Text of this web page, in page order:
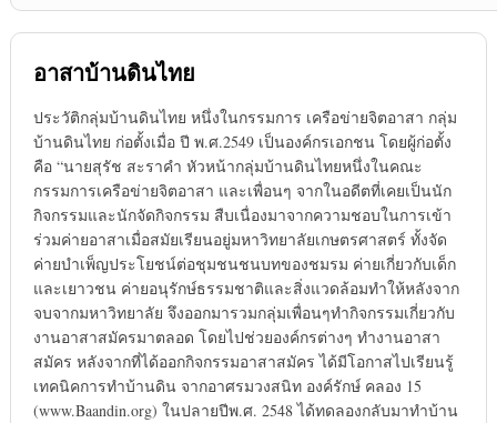
อาสาบ้านดินไทย
ประวัติกลุ่มบ้านดินไทย หนึ่งในกรรมการ เครือข่ายจิตอาสา กลุ่ม
บ้านดินไทย ก่อตั้งเมื่อ ปี พ.ศ.2549 เป็นองค์กรเอกชน โดยผู้ก่อตั้ง
คือ “นายสุรัช สะราคำ หัวหน้ากลุ่มบ้านดินไทยหนึ่งในคณะ
กรรมการเครือข่ายจิตอาสา และเพื่อนๆ จากในอดีตที่เคยเป็นนัก
กิจกรรมและนักจัดกิจกรรม สืบเนื่องมาจากความชอบในการเข้า
ร่วมค่ายอาสาเมื่อสมัยเรียนอยู่มหาวิทยาลัยเกษตรศาสตร์ ทั้งจัด
ค่ายบำเพ็ญประโยชน์ต่อชุมชนชนบทของชมรม ค่ายเกี่ยวกับเด็ก
และเยาวชน ค่ายอนุรักษ์ธรรมชาติและสิ่งแวดล้อมทำให้หลังจาก
จบจากมหาวิทยาลัย จึงออกมารวมกลุ่มเพื่อนๆทำกิจกรรมเกี่ยวกับ
งานอาสาสมัครมาตลอด โดยไปช่วยองค์กรต่างๆ ทำงานอาสา
สมัคร หลังจากที่ได้ออกกิจกรรมอาสาสมัคร ได้มีโอกาสไปเรียนรู้
เทคนิคการทำบ้านดิน จากอาศรมวงสนิท องค์รักษ์ คลอง 15
(www.Baandin.org) ในปลายปีพ.ศ. 2548 ได้ทดลองกลับมาทำบ้าน